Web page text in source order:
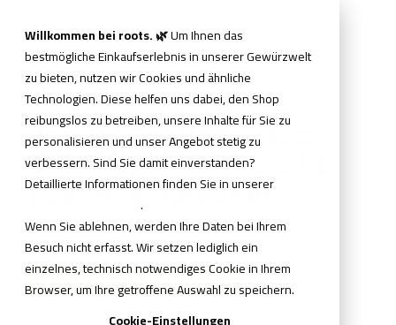
Willkommen bei roots. 🌿Um Ihnen das
bestmögliche Einkaufserlebnis in unserer Gewürzwelt
zu bieten, nutzen wir Cookies und ähnliche
Technologien. Diese helfen uns dabei, den Shop
reibungslos zu betreiben, unsere Inhalte für Sie zu
personalisieren und unser Angebot stetig zu
verbessern. Sind Sie damit einverstanden?
Detaillierte Informationen finden Sie in unserer
.
Wenn Sie ablehnen, werden Ihre Daten bei Ihrem
Besuch nicht erfasst. Wir setzen lediglich ein
einzelnes, technisch notwendiges Cookie in Ihrem
Browser, um Ihre getroffene Auswahl zu speichern.
main
content.
5 MIN. LESEZEIT
Warum Gewürze aus
dem Supermarkt oft
flach schmecken
Patrick Eisermann:Juli 29, 2026
Gewürzqualität bewusst verstehen